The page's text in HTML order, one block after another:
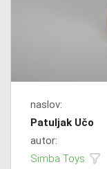
naslov:
Patuljak Učo
autor:
Simba Toys